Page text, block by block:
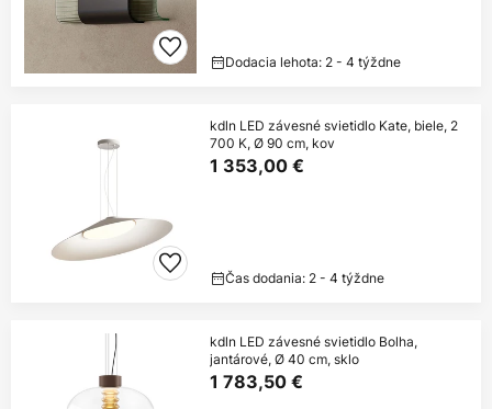
Dodacia lehota: 2 - 4 týždne
kdln LED závesné svietidlo Kate, biele, 2
700 K, Ø 90 cm, kov
1 353,00 €
Čas dodania: 2 - 4 týždne
kdln LED závesné svietidlo Bolha,
jantárové, Ø 40 cm, sklo
1 783,50 €